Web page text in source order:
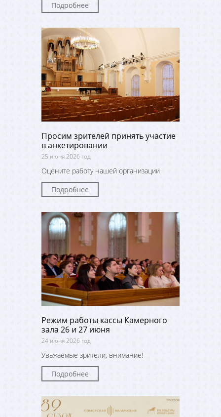
Подробнее
Просим зрителей принять участие
в анкетировании
25 июня 2026 год
Оцените работу нашей организации
Подробнее
Режим работы кассы Камерного
зала 26 и 27 июня
24 июня 2026 год
Уважаемые зрители, внимание!
Подробнее